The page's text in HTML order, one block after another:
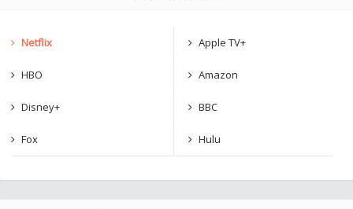
Netflix Apple TV+
HBO Amazon
Disney+ BBC
Fox Hulu